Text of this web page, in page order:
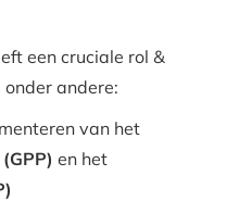
een cruciale rol &
andere:
van het
en het